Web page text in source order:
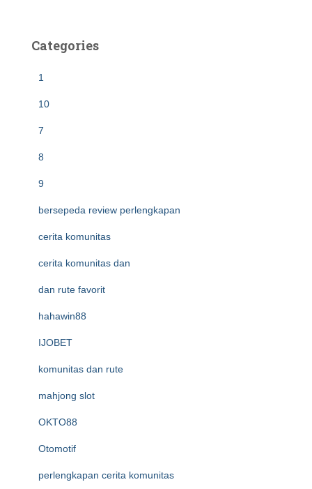
Categories
1
10
7
8
9
bersepeda review perlengkapan
cerita komunitas
cerita komunitas dan
dan rute favorit
hahawin88
IJOBET
komunitas dan rute
mahjong slot
OKTO88
Otomotif
perlengkapan cerita komunitas